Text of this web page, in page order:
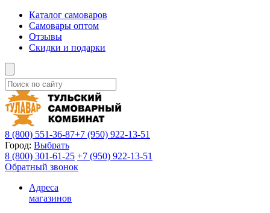
Каталог самоваров
Самовары оптом
Отзывы
Скидки и подарки
8 (800) 551-36-87+7 (950) 922-13-51
Город: Выбрать
8 (800) 301-61-25 +7 (950) 922-13-51
Обратный звонок
Адреса
магазинов